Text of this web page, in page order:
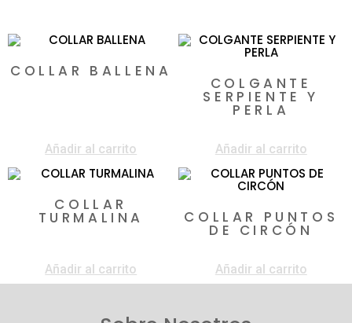
COLLAR BALLENA
Añadir al carrito
COLGANTE
SERPIENTE Y
PERLA
Añadir al carrito
COLLAR
TURMALINA
Añadir al carrito
COLLAR PUNTOS
DE CIRCÓN
Añadir al carrito